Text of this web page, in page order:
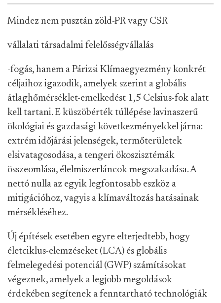
Mindez nem pusztán zöld-PR vagy CSR
vállalati társadalmi felelősségvállalás
-fogás, hanem a Párizsi Klímaegyezmény konkrét
céljaihoz igazodik, amelyek szerint a globális
átlaghőmérséklet-emelkedést 1,5 Celsius-fok alatt
kell tartani. E küszöbérték túllépése lavinaszerű
ökológiai és gazdasági következményekkel járna:
extrém időjárási jelenségek, termőterületek
elsivatagosodása, a tengeri ökoszisztémák
összeomlása, élelmiszerláncok megszakadása. A
nettó nulla az egyik legfontosabb eszköz a
mitigációhoz, vagyis a klímaváltozás hatásainak
mérsékléséhez.
Új építések esetében egyre elterjedtebb, hogy
életciklus-elemzéseket (LCA) és globális
felmelegedési potenciál (GWP) számításokat
végeznek, amelyek a legjobb megoldások
érdekében segítenek a fenntartható technológiák